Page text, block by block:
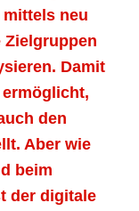
neu
Zielgruppen
Damit
den
Aber wie
beim
der digitale